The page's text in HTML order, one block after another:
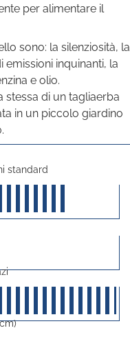
per alimentare il
sono: la silenziosità, la
emissioni inquinanti, la
e olio.
stessa di un tagliaerba
in un piccolo giardino
standard